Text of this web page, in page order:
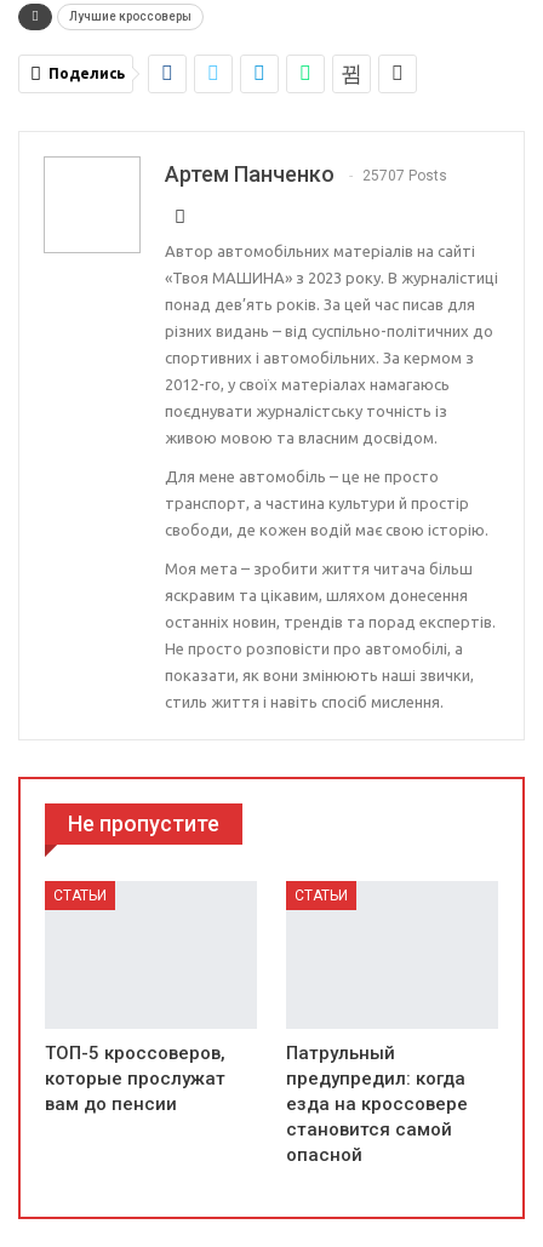
Лучшие кроссоверы
Поделись
Артем Панченко 25707 Posts
Автор автомобільних матеріалів на сайті
«Твоя МАШИНА» з 2023 року. В журналістиці
понад дев’ять років. За цей час писав для
різних видань – від суспільно-політичних до
спортивних і автомобільних. За кермом з
2012-го, у своїх матеріалах намагаюсь
поєднувати журналістську точність із
живою мовою та власним досвідом.
Для мене автомобіль – це не просто
транспорт, а частина культури й простір
свободи, де кожен водій має свою історію.
Моя мета – зробити життя читача більш
яскравим та цікавим, шляхом донесення
останніх новин, трендів та порад експертів.
Не просто розповісти про автомобілі, а
показати, як вони змінюють наші звички,
стиль життя і навіть спосіб мислення.
Не пропустите
СТАТЬИ
ТОП-5 кроссоверов,
которые прослужат
вам до пенсии
СТАТЬИ
Патрульный
предупредил: когда
езда на кроссовере
становится самой
опасной